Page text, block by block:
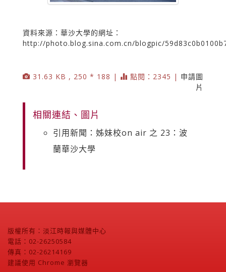
資料來源：華沙大學的網址：
http://photo.blog.sina.com.cn/blogpic/
31.63 KB , 250 * 188 | 點閱：2345 | 申請圖
片
相關連結、圖片
引用新聞：姊妹校on air 之 23：波
蘭華沙大學
版權所有：淡江時報與媒體中心
電話：02-26250584
傳真：02-26214169
建議使用 Chrome 瀏覽器